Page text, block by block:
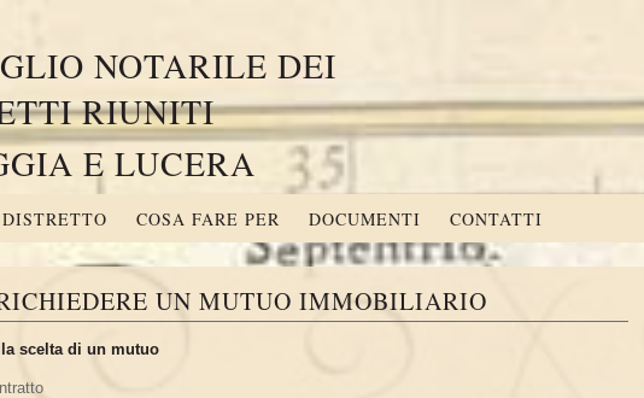
NOTARILE DEI
RIUNITI
E LUCERA
COSA FARE PER DOCUMENTI CONTATTI
UN MUTUO IMMOBILIARIO
scelta di un mutuo